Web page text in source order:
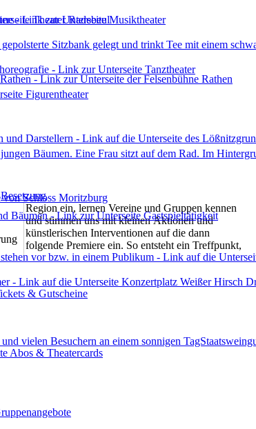
Besetzung
Region ein, lernen Vereine und Gruppen kennen
und stimmen uns mit kleinen Aktionen und
künstlerischen Interventionen auf die dann
folgende Premiere ein. So entsteht ein Treffpunkt,
der bereits in der Stunde vor der Vorstellung
Gelegenheit bietet, miteinander ins Gespräch zu
kommen, sich zu vernetzen und eine ganz